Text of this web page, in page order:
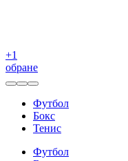
+1
обране
Футбол
Бокс
Тенис
Футбол